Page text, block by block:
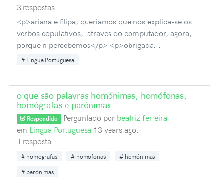
3 respostas
<p>ariana e filipa, queriamos que nos explica-se os
verbos copulativos, atraves do computador, agora,
porque n percebemos</p> <p>obrigada...
Lingua Portuguesa
o que são palavras homónimas, homófonas,
homógrafas e parónimas
Respondido Perguntado por beatriz ferreira
em Língua Portuguesa 13 years ago.
1 resposta
homografas homofonas
homónimas
parónimas